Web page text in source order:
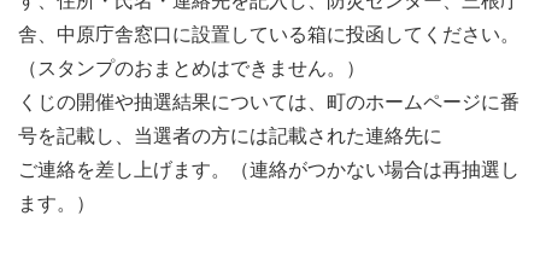
舎、中原庁舎窓口に設置している箱に投函してください。
（スタンプのおまとめはできません。）
くじの開催や抽選結果については、町のホームページに番
号を記載し、当選者の方には記載された連絡先に
ご連絡を差し上げます。（連絡がつかない場合は再抽選し
ます。）